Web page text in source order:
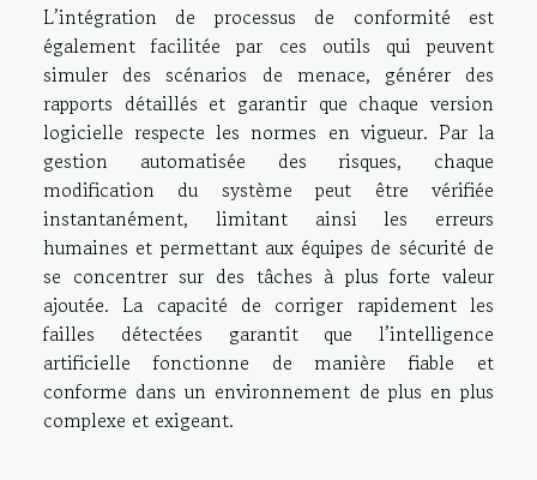
L’intégration de processus de conformité est
également facilitée par ces outils qui peuvent
simuler des scénarios de menace, générer des
rapports détaillés et garantir que chaque version
logicielle respecte les normes en vigueur. Par la
gestion automatisée des risques, chaque
modification du système peut être vérifiée
instantanément, limitant ainsi les erreurs
humaines et permettant aux équipes de sécurité de
se concentrer sur des tâches à plus forte valeur
ajoutée. La capacité de corriger rapidement les
failles détectées garantit que l’intelligence
artificielle fonctionne de manière fiable et
conforme dans un environnement de plus en plus
complexe et exigeant.